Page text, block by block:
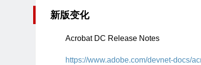
新版变化
Acrobat DC Release Notes
https://www.adobe.com/devnet-docs/